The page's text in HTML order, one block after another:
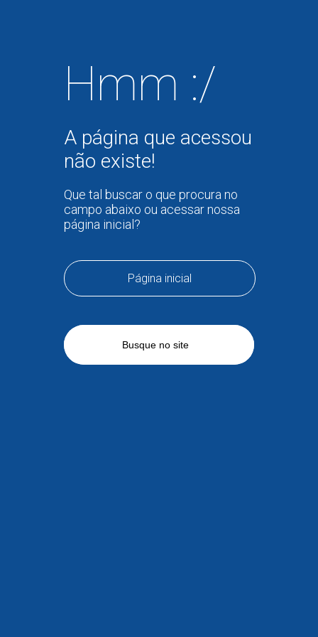
Hmm :/
A página que acessou
não existe!
Que tal buscar o que procura no
campo abaixo ou acessar nossa
página inicial?
Página inicial